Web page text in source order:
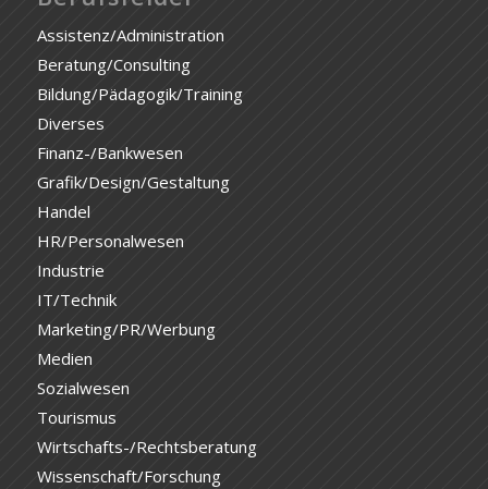
Assistenz/Administration
Beratung/Consulting
Bildung/Pädagogik/Training
Diverses
Finanz-/Bankwesen
Grafik/Design/Gestaltung
Handel
HR/Personalwesen
Industrie
IT/Technik
Marketing/PR/Werbung
Medien
Sozialwesen
Tourismus
Wirtschafts-/Rechtsberatung
Wissenschaft/Forschung